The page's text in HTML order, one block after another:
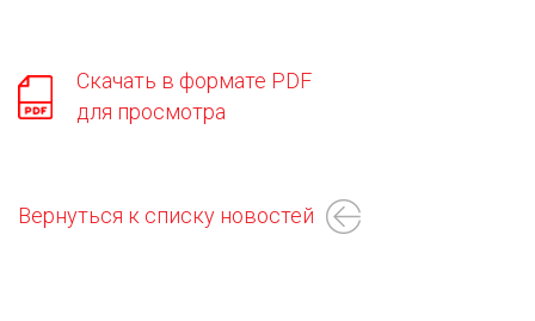
Скачать в формате PDF
для просмотра
Вернуться к списку новостей